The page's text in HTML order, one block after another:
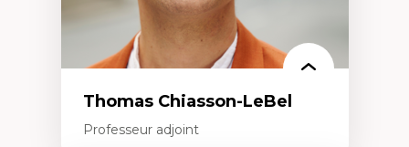
Thomas Chiasson-LeBel
Professeur adjoint